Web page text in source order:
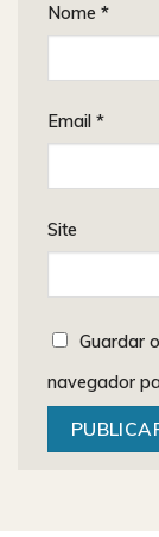
Nome *
Email *
Site
Guardar
navegador